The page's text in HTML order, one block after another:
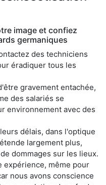
image et confiez
germaniques
des techniciens
éradiquer tous les
gravement entachée,
des salariés se
environnement avec des
délais, dans l'optique
largement plus,
dommages sur les lieux.
expérience, même pour
nous avons conscience